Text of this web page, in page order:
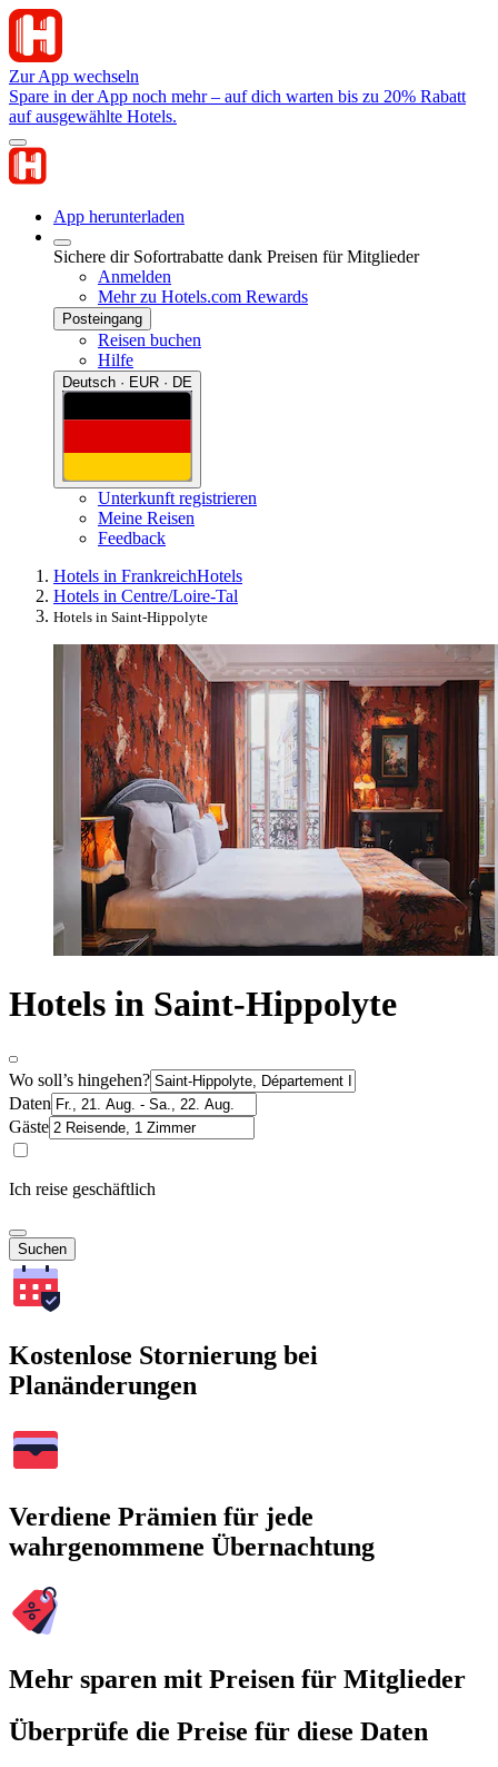
Zur App wechseln
Spare in der App noch mehr – auf dich warten bis zu 20% Rabatt
auf ausgewählte Hotels.
App herunterladen
Sichere dir Sofortrabatte dank Preisen für Mitglieder
Anmelden
Mehr zu Hotels.com Rewards
Posteingang
Reisen buchen
Hilfe
Deutsch · EUR · DE
Unterkunft registrieren
Meine Reisen
Feedback
Hotels in FrankreichHotels
Hotels in Centre/Loire-Tal
Hotels in Saint-Hippolyte
Hotels in Saint-Hippolyte
Wo soll’s hingehen?
Daten
Gäste
Ich reise geschäftlich
Suchen
Kostenlose Stornierung bei
Planänderungen
Verdiene Prämien für jede
wahrgenommene Übernachtung
Mehr sparen mit Preisen für Mitglieder
Überprüfe die Preise für diese Daten